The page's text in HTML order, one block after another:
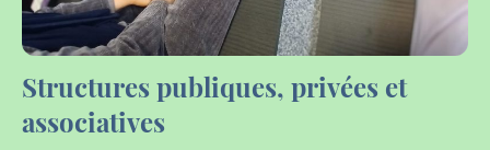
Structures publiques, privées et
associatives